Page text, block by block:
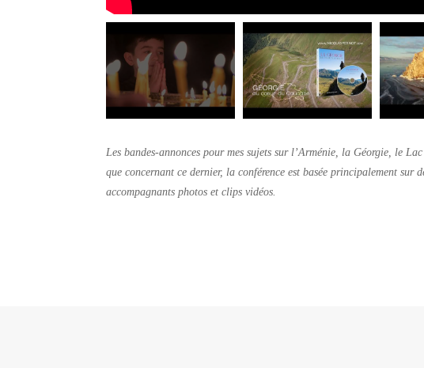
Les bandes-annonces pour mes sujets sur l’Arménie, la Géorgie, le
que concernant ce dernier, la conférence est basée principalement sur
accompagnants photos et clips vidéos.